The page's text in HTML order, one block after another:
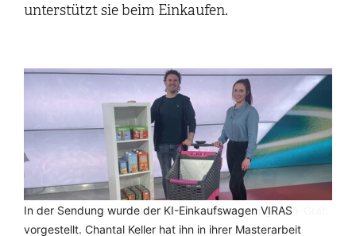
unterstützt sie beim Einkaufen.
Chantal Keller war Gast in der SRF-Livesendung Para-Graf.
In der Sendung wurde der KI-Einkaufswagen VIRAS
vorgestellt. Chantal Keller hat ihn in ihrer Masterarbeit